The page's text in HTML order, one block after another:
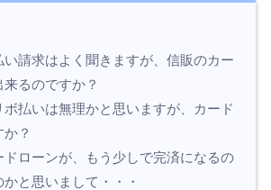
請求はよく聞きますが、信販のカー
来るのですか？
払いは無理かと思いますが、カード
？
ドローンが、もう少しで完済になるの
と思いまして・・・